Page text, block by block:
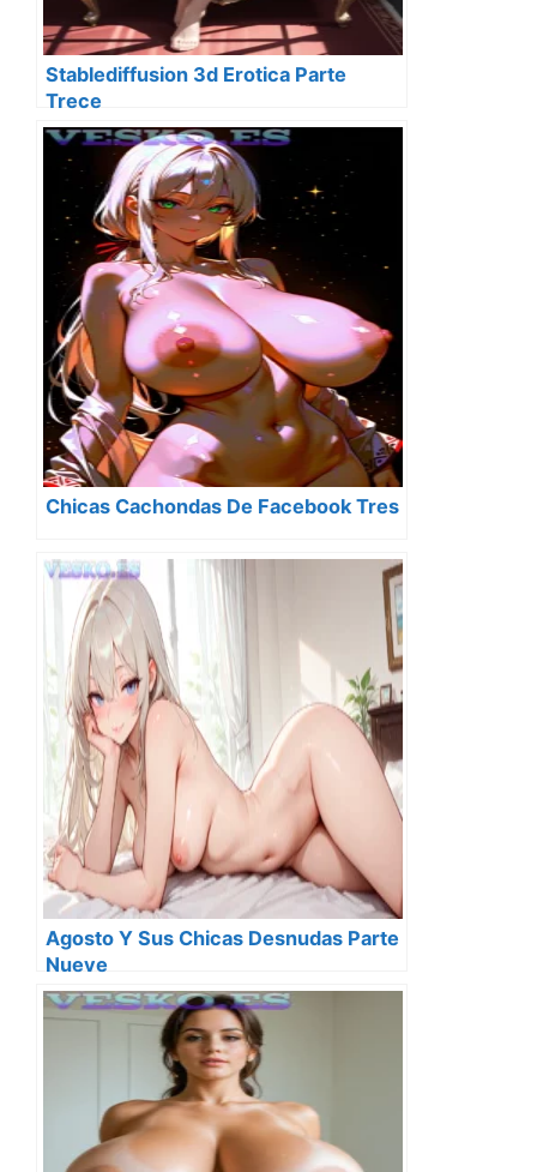
Stablediffusion 3d Erotica Parte
Trece
Chicas Cachondas De Facebook Tres
Agosto Y Sus Chicas Desnudas Parte
Nueve